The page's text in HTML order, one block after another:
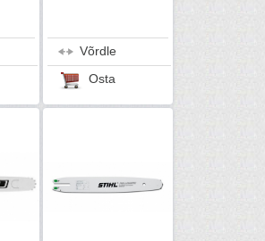
Võrdle
Osta